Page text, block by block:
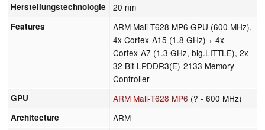
Herstellungstechnologie 20 nm
Features
ARM Mali-T628 MP6 GPU (600 MHz),
4x Cortex-A15 (1.8 GHz) + 4x
Cortex-A7 (1.3 GHz, big.LITTLE), 2x
32 Bit LPDDR3(E)-2133 Memory
Controller
GPU ARM Mali-T628 MP6 (? - 600 MHz)
Architecture ARM